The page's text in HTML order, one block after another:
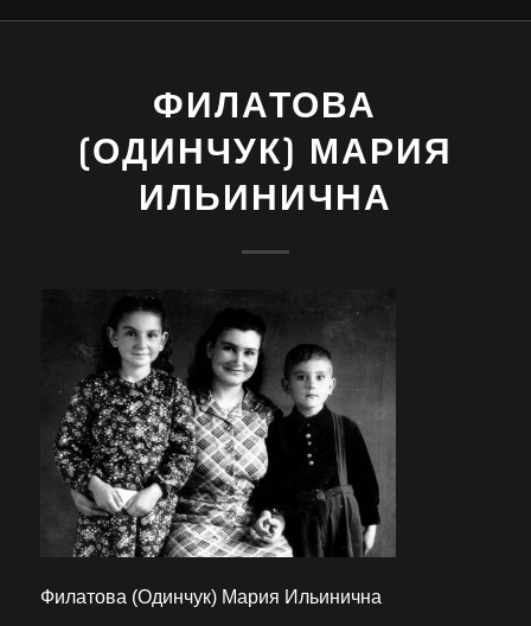
ФИЛАТОВА
(ОДИНЧУК) МАРИЯ
ИЛЬИНИЧНА
Филатова (Одинчук) Мария Ильинична